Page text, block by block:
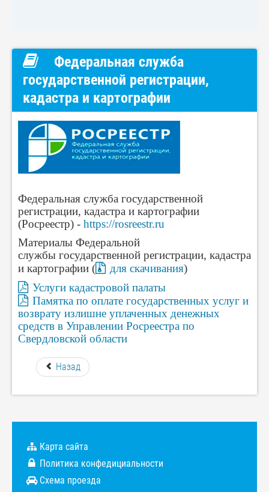
Федеральная служба
государственной регистрации,
кадастра и картографии
Федеральная служба государственной
регистрации, кадастра и картографии
(Росреестр) - https://rosreestr.ru
Материалы Федеральной
службы государственной регистрации, кадастра
и картографии (
для скачивания)
Услуги кадастровой палаты
Памятка по оплате государственных услуг и
возврату излишне уплаченных денежных
средств в Управлении Росреестра по
Свердловской области
Назад
Карта сайта
Политика конфедициальности
Схема проезда